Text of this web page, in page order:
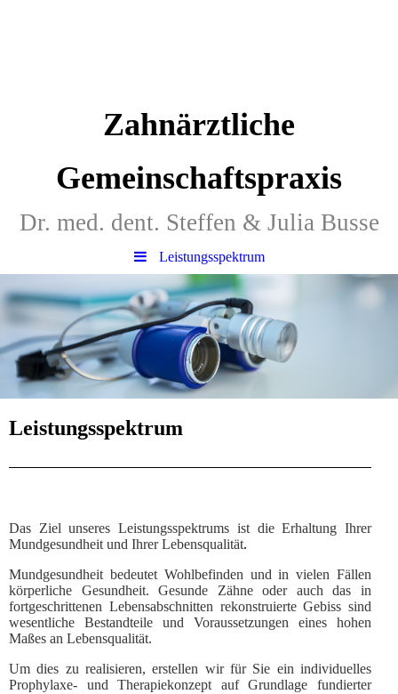
Zahnärztliche
Gemeinschaftspraxis
Dr. med. dent. Steffen & Julia Busse
Leistungsspektrum
Leistungsspektrum
Das Zielunseres Leistungsspektrums ist die Erhaltung Ihrer
Mundgesundheit und Ihrer Lebensqualität.
Mundgesundheit bedeutet Wohlbefinden und in vielen Fällen
körperliche Gesundheit. Gesunde Zähne oder auch das in
fortgeschrittenen Lebensabschnitten rekonstruierte Gebiss sind
wesentliche Bestandteile und Voraussetzungen eines hohen
Maßes an Lebensqualität.
Um dies zu realisieren, erstellen wir für Sie ein individuelles
Prophylaxe- und Therapiekonzept auf Grundlage fundierter